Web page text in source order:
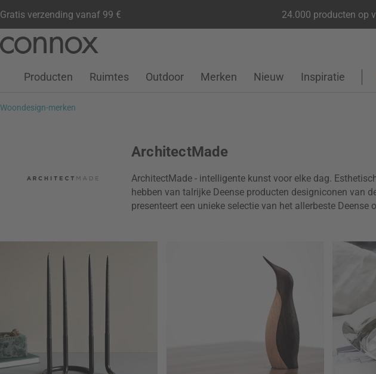
Gratis verzending vanaf 99 € 24.000 producten op
pagina-
zoeken
Klantenaccount
Verlanglijstje
Warenkorb
Producten Ruimtes Outdoor Merken Nieuw Inspiratie
Woondesign-merken
ArchitectMade
ArchitectMade - intelligente kunst voor elke dag.
hebben van talrijke Deense producten designiconen van
presenteert een unieke selectie van het allerbeste Deense